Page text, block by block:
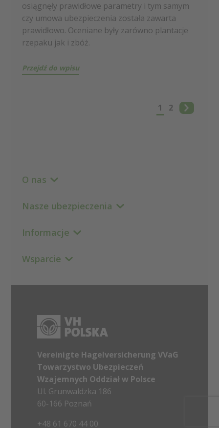
osiągnęły prawidłowe parametry i tym samym
czy umowa ubezpieczenia została zawarta
prawidłowo. Oceniane były zarówno plantacje
rzepaku jak i zbóż.
Przejdź do wpisu
1 2
O nas
Nasze ubezpieczenia
Informacje
Wsparcie
Vereinigte Hagelversicherung VVaG
Towarzystwo Ubezpieczeń
Wzajemnych Oddział w Polsce
Ul. Grunwaldzka 186
60-166 Poznań
+48 61 670 44 00